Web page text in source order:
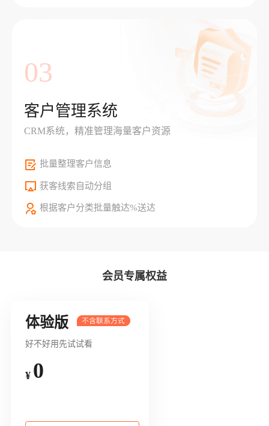
03
客户管理系统
CRM系统，精准管理海量客户资源
批量整理客户信息
获客线索自动分组
根据客户分类批量触达%送达
会员专属权益
体验版
好不好用先试试看
¥ 0